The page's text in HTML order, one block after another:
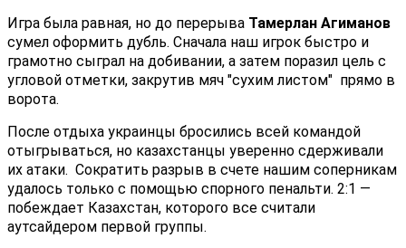
Игра была равная, но до перерыва Тамерлан Агиманов
сумел оформить дубль. Сначала наш игрок быстро и
грамотно сыграл на добивании, а затем поразил цель с
угловой отметки, закрутив мяч "сухим листом" прямо в
ворота.
После отдыха украинцы бросились всей командой
отыгрываться, но казахстанцы уверенно сдерживали
их атаки. Сократить разрыв в счете нашим соперникам
удалось только с помощью спорного пенальти. 2:1 —
побеждает Казахстан, которого все считали
аутсайдером первой группы.